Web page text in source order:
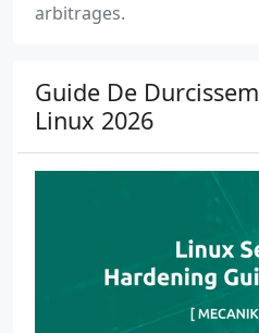
arbitrages.
Guide De
Linux 2026